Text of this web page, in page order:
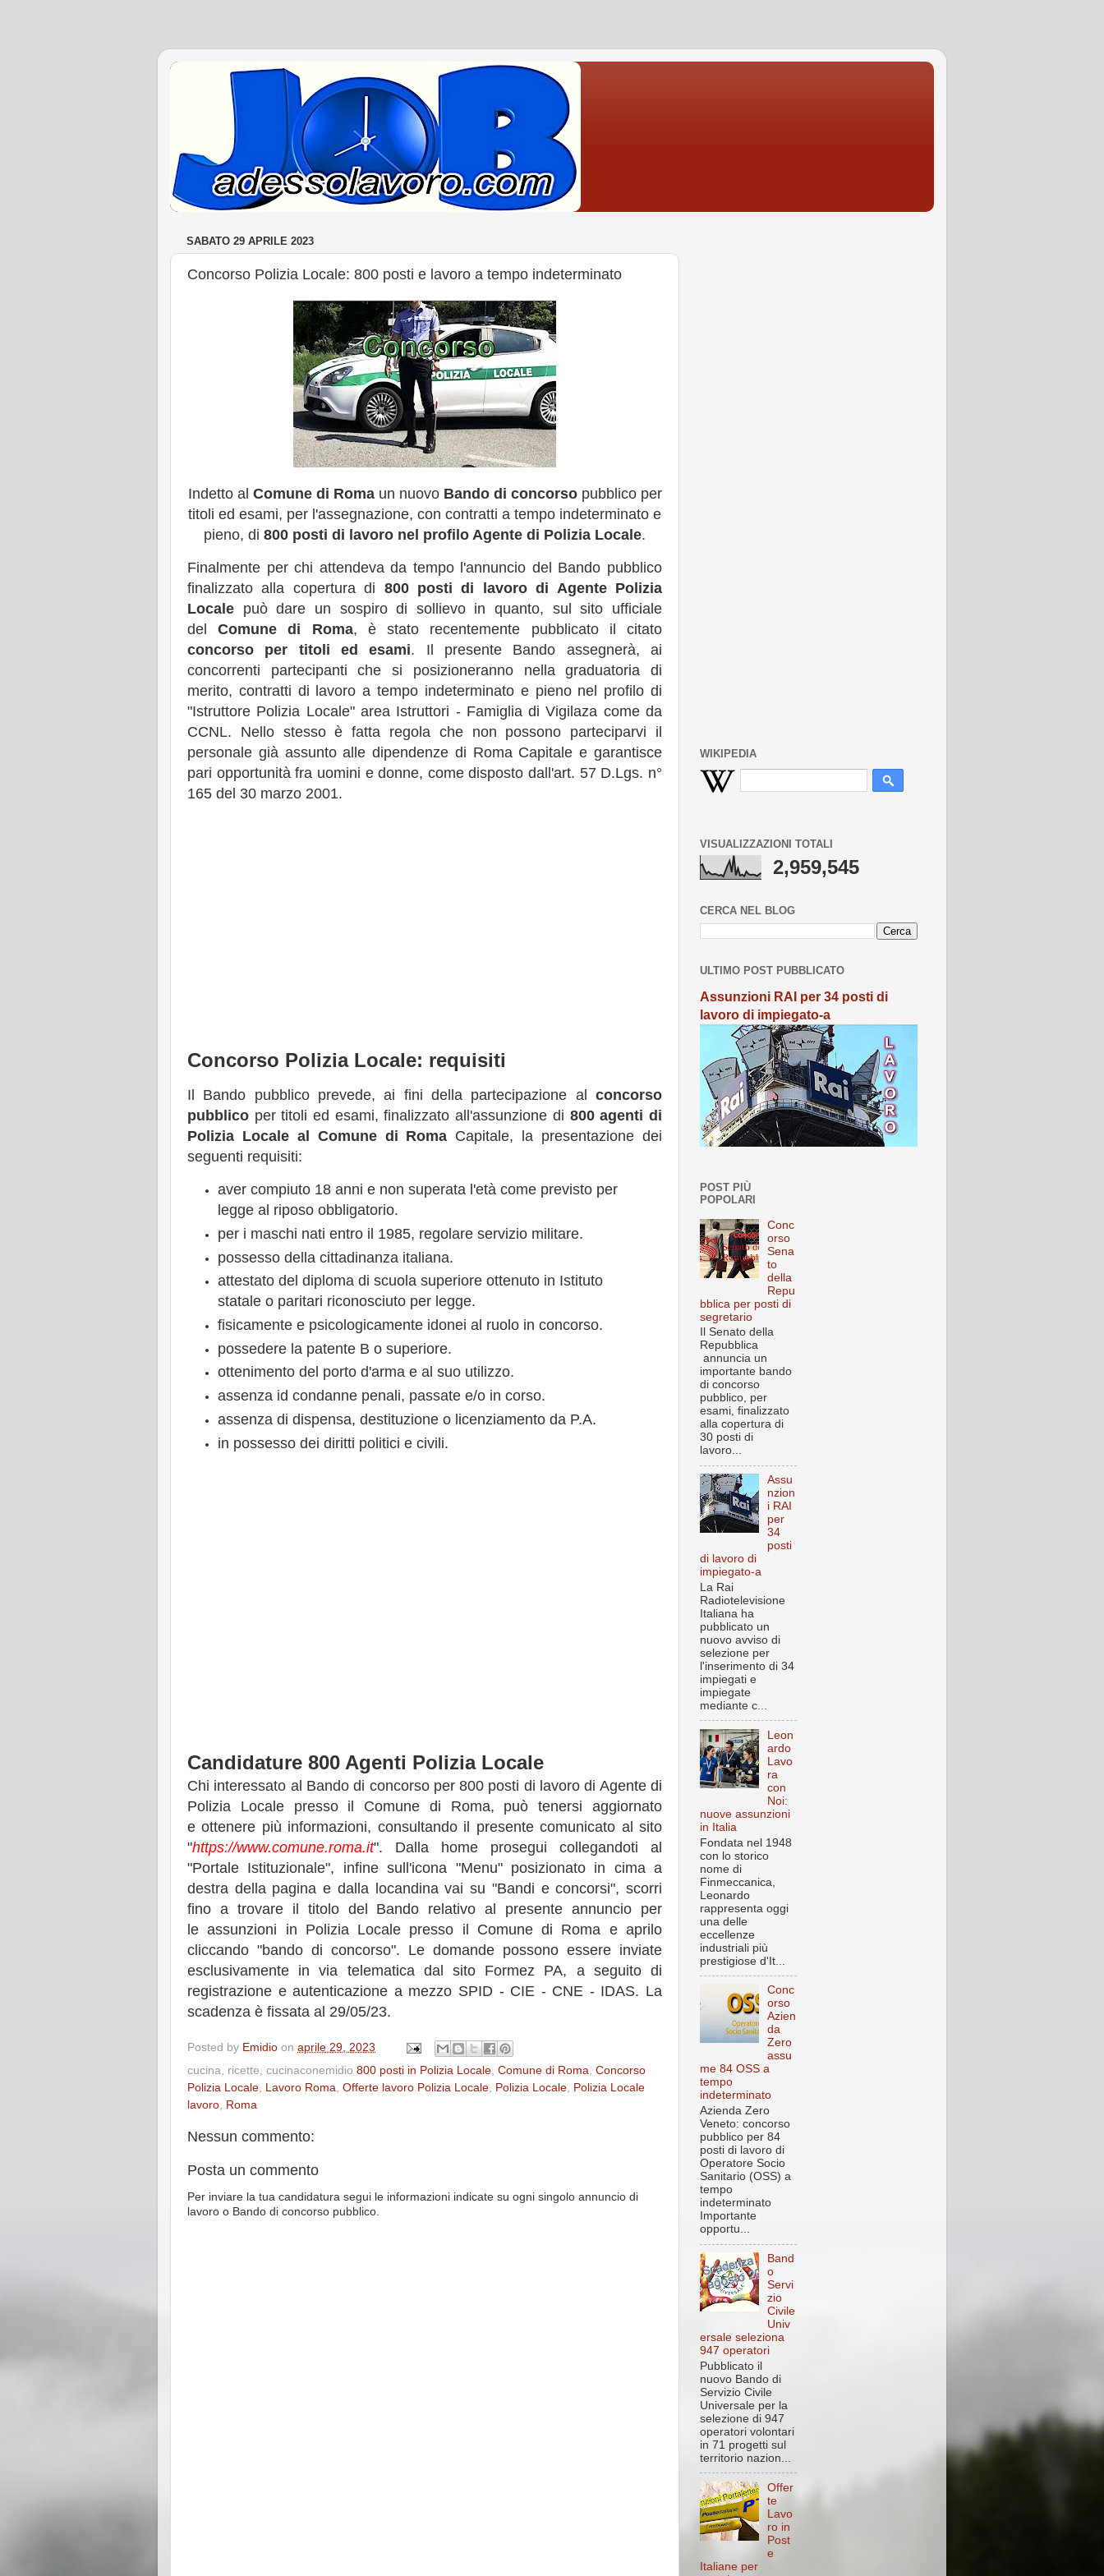
SABATO 29 APRILE 2023
Concorso Polizia Locale: 800 posti e lavoro a tempo indeterminato
Indetto al Comune di Romaun nuovo Bando di concorsopubblico per
titoli ed esami, per l'assegnazione, con contratti a tempo indeterminato e
pieno, di 800 posti di lavoro nel profilo Agente di Polizia Locale.
Finalmente per chi attendeva da tempo l'annuncio del Bando pubblico
finalizzato alla copertura di 800 posti di lavoro di Agente Polizia
Locale può dare un sospiro di sollievo in quanto, sul sito ufficiale
delComune di Roma, è stato recentemente pubblicato il citato
concorso per titoli ed esami. Il presente Bando assegnerà, ai
concorrenti partecipanti che si posizioneranno nella graduatoria di
merito, contratti di lavoro a tempo indeterminato e pieno nel profilo di
"Istruttore Polizia Locale" area Istruttori - Famiglia di Vigilaza come da
CCNL. Nello stesso è fatta regola che non possono parteciparvi il
personale già assunto alle dipendenze di Roma Capitale e garantisce
pari opportunità fra uomini e donne, come disposto dall'art. 57 D.Lgs. n°
165 del 30 marzo 2001.
Concorso Polizia Locale: requisiti
Il Bando pubblico prevede, ai fini della partecipazione al concorso
pubblico per titoli ed esami, finalizzato all'assunzione di 800 agenti di
Polizia Locale al Comune di Roma Capitale, la presentazione dei
seguenti requisiti:
aver compiuto 18 anni e non superata l'età come previsto per
legge al riposo obbligatorio.
per i maschi nati entro il 1985, regolare servizio militare.
possesso della cittadinanza italiana.
attestato del diploma di scuola superiore ottenuto in Istituto
statale o paritari riconosciuto per legge.
fisicamente e psicologicamente idonei al ruolo in concorso.
possedere la patente B o superiore.
ottenimento del porto d'arma e al suo utilizzo.
assenza id condanne penali, passate e/o in corso.
assenza di dispensa, destituzione o licenziamento da P.A.
in possesso dei diritti politici e civili.
Candidature 800 Agenti Polizia Locale
Chi interessato al Bando di concorso per 800 posti di lavoro di Agente di
Polizia Locale presso il Comune di Roma, può tenersi aggiornato
e ottenere più informazioni, consultando il presente comunicato al sito
"https://www.comune.roma.it". Dalla home prosegui collegandoti al
"Portale Istituzionale", infine sull'icona "Menu" posizionato in cima a
destra della pagina e dalla locandina vai su "Bandi e concorsi", scorri
fino a trovare il titolo del Bando relativo al presente annuncio per
le assunzioni in Polizia Locale presso il Comune di Roma e aprilo
cliccando "bando di concorso". Le domande possono essere inviate
esclusivamente in via telematica dal sito Formez PA, a seguito di
registrazione e autenticazione a mezzo SPID - CIE - CNE - IDAS. La
scadenza è fissata al 29/05/23.
Posted by Emidio on aprile 29, 2023
cucina, ricette, cucinaconemidio 800 posti in Polizia Locale Comune di Roma Concorso
Polizia Locale Lavoro Roma Offerte lavoro Polizia Locale Polizia Locale Polizia Locale
lavoro Roma
Nessun commento:
Posta un commento
Per inviare la tua candidatura segui le informazioni indicate su ogni singolo annuncio di
lavoro o Bando di concorso pubblico.
WIKIPEDIA
VISUALIZZAZIONI TOTALI
2,959,545
CERCA NEL BLOG
ULTIMO POST PUBBLICATO
Assunzioni RAI per 34 posti di
lavoro di impiegato-a
POST PIÙ
POPOLARI
Conc
orso
Sena
to
della
Repu
bblica per posti di
segretario
Il Senato della
Repubblica
annuncia un
importante bando
di concorso
pubblico, per
esami, finalizzato
alla copertura di
30 posti di
lavoro...
Assu
nzion
i RAI
per
34
posti
di lavoro di
impiegato-a
La Rai
Radiotelevisione
Italiana ha
pubblicato un
nuovo avviso di
selezione per
l'inserimento di 34
impiegati e
impiegate
mediante c...
Leon
ardo
Lavo
ra
con
Noi:
nuove assunzioni
in Italia
Fondata nel 1948
con lo storico
nome di
Finmeccanica,
Leonardo
rappresenta oggi
una delle
eccellenze
industriali più
prestigiose d'It...
Conc
orso
Azien
da
Zero
assu
me 84 OSS a
tempo
indeterminato
Azienda Zero
Veneto: concorso
pubblico per 84
posti di lavoro di
Operatore Socio
Sanitario (OSS) a
tempo
indeterminato
Importante
opportu...
Band
o
Servi
zio
Civile
Univ
ersale seleziona
947 operatori
Pubblicato il
nuovo Bando di
Servizio Civile
Universale per la
selezione di 947
operatori volontari
in 71 progetti sul
territorio nazion...
Offer
te
Lavo
ro in
Post
e
Italiane per